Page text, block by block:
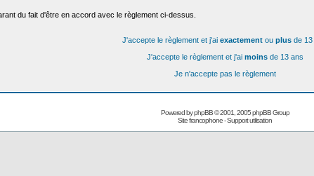
du fait d'être en accord avec le règlement ci-dessus.
J'accepte le règlement et j'ai exactement ou plus de 13
J'accepte le règlement et j'ai moinsde 13 ans
Je n'accepte pas le règlement
Powered byphpBB© 2001, 2005 phpBB Group
Site francophone-Support utilisation